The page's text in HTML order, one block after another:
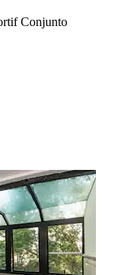
Conjunto